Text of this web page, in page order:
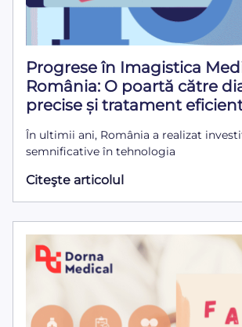
Progrese în Imagistica
România: O poartă către
precise și tratament
În ultimii ani, România a realizat
semnificative în tehnologia
Citeşte articolul